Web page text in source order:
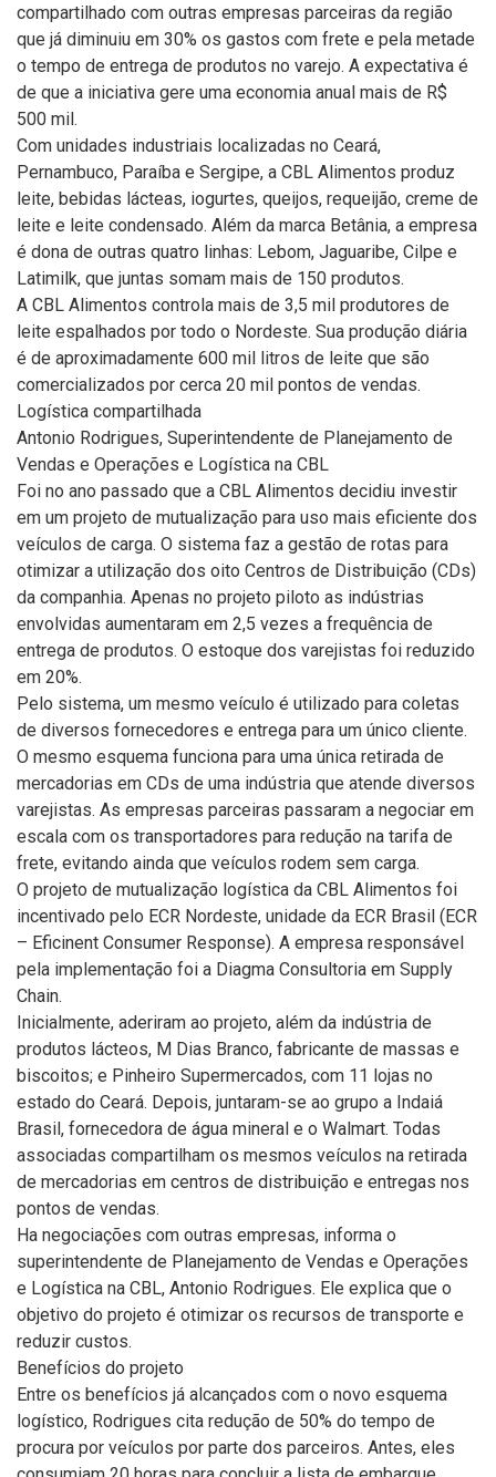
compartilhado com outras empresas parceiras da região
que já diminuiu em 30% os gastos com frete e pela metade
o tempo de entrega de produtos no varejo. A expectativa é
de que a iniciativa gere uma economia anual mais de R$
500 mil.
Com unidades industriais localizadas no Ceará,
Pernambuco, Paraíba e Sergipe, a CBL Alimentos produz
leite, bebidas lácteas, iogurtes, queijos, requeijão, creme de
leite e leite condensado. Além da marca Betânia, a empresa
é dona de outras quatro linhas: Lebom, Jaguaribe, Cilpe e
Latimilk, que juntas somam mais de 150 produtos.
A CBL Alimentos controla mais de 3,5 mil produtores de
leite espalhados por todo o Nordeste. Sua produção diária
é de aproximadamente 600 mil litros de leite que são
comercializados por cerca 20 mil pontos de vendas.
Logística compartilhada
Antonio Rodrigues, Superintendente de Planejamento de
Vendas e Operações e Logística na CBL
Foi no ano passado que a CBL Alimentos decidiu investir
em um projeto de mutualização para uso mais eficiente dos
veículos de carga. O sistema faz a gestão de rotas para
otimizar a utilização dos oito Centros de Distribuição (CDs)
da companhia. Apenas no projeto piloto as indústrias
envolvidas aumentaram em 2,5 vezes a frequência de
entrega de produtos. O estoque dos varejistas foi reduzido
em 20%.
Pelo sistema, um mesmo veículo é utilizado para coletas
de diversos fornecedores e entrega para um único cliente.
O mesmo esquema funciona para uma única retirada de
mercadorias em CDs de uma indústria que atende diversos
varejistas. As empresas parceiras passaram a negociar em
escala com os transportadores para redução na tarifa de
frete, evitando ainda que veículos rodem sem carga.
O projeto de mutualização logística da CBL Alimentos foi
incentivado pelo ECR Nordeste, unidade da ECR Brasil (ECR
– Eficinent Consumer Response). A empresa responsável
pela implementação foi a Diagma Consultoria em Supply
Chain.
Inicialmente, aderiram ao projeto, além da indústria de
produtos lácteos, M Dias Branco, fabricante de massas e
biscoitos; e Pinheiro Supermercados, com 11 lojas no
estado do Ceará. Depois, juntaram-se ao grupo a Indaiá
Brasil, fornecedora de água mineral e o Walmart. Todas
associadas compartilham os mesmos veículos na retirada
de mercadorias em centros de distribuição e entregas nos
pontos de vendas.
Ha negociações com outras empresas, informa o
superintendente de Planejamento de Vendas e Operações
e Logística na CBL, Antonio Rodrigues. Ele explica que o
objetivo do projeto é otimizar os recursos de transporte e
reduzir custos.
Benefícios do projeto
Entre os benefícios já alcançados com o novo esquema
logístico, Rodrigues cita redução de 50% do tempo de
procura por veículos por parte dos parceiros. Antes, eles